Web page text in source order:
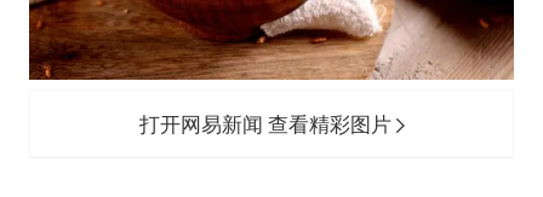
打开网易新闻 查看精彩图片